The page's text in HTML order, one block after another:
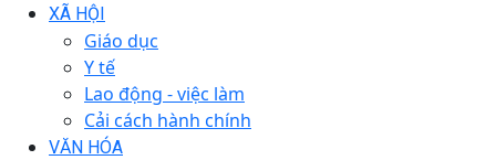
XÃ HỘI
Giáo dục
Y tế
Lao động - việc làm
Cải cách hành chính
VĂN HÓA